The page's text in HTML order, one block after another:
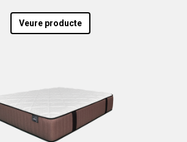
Veure producte